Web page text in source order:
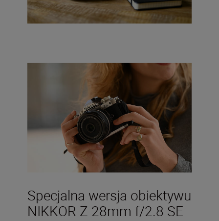
Specjalna wersja obiektywu
NIKKOR Z 28mm f/2.8 SE